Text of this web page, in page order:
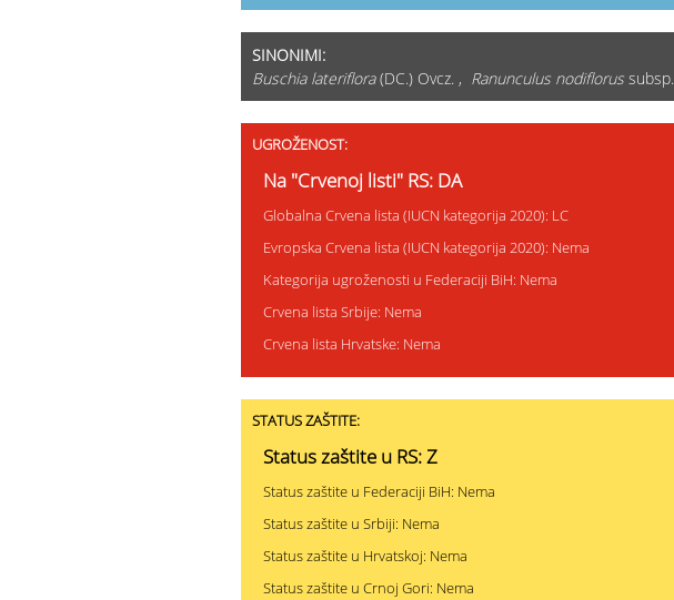
SINONIMI:
Buschia lateriflora(DC.) Ovcz. , Ranunculus nodiflorussubsp.
UGROŽENOST:
Na "Crvenoj listi" RS: DA
Globalna Crvena lista (IUCN kategorija 2020): LC
Evropska Crvena lista (IUCN kategorija 2020): Nema
Kategorija ugroženosti u Federaciji BiH: Nema
Crvena lista Srbije: Nema
Crvena lista Hrvatske: Nema
STATUS ZAŠTITE:
Status zaštite u RS: Z
Status zaštite u Federaciji BiH: Nema
Status zaštite u Srbiji: Nema
Status zaštite u Hrvatskoj: Nema
Status zaštite u Crnoj Gori: Nema